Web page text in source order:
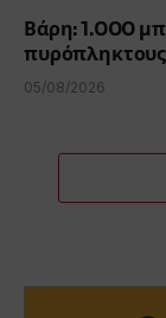
Βάρη: 1.000
05/08/2026